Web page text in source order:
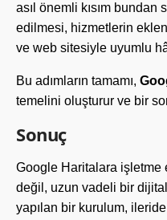
asıl önemli kısım
edilmesi, hizmetlerin
ve web sitesiyle uyumlu
Bu adımların tamamı,
temelini oluşturur ve bir
Sonuç
Google Haritalara işletme
değil, uzun vadeli bir dijital
yapılan bir kurulum,